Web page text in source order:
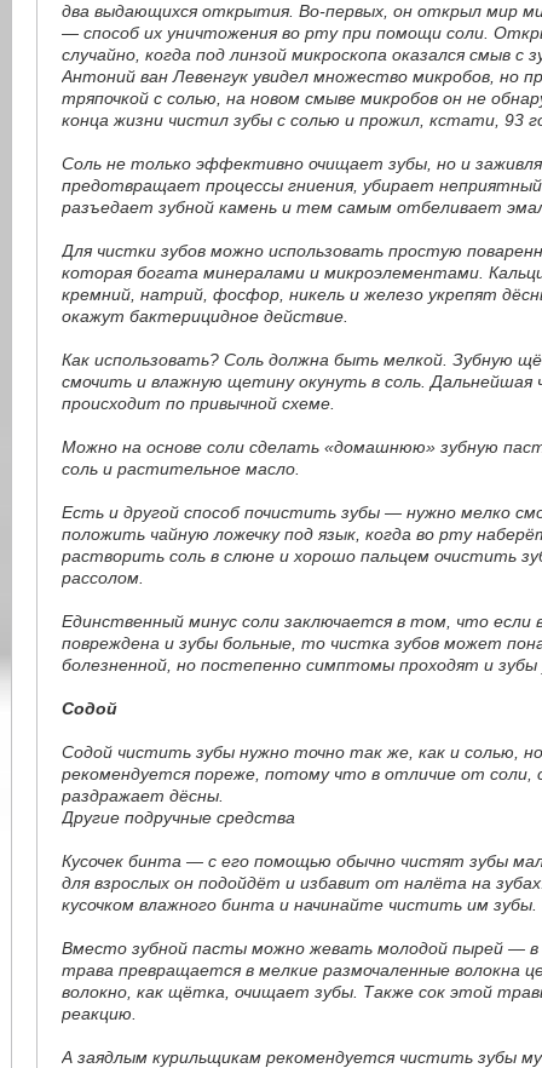
два выдающихся открытия. Во-первых, он открыл мир
— способ их уничтожения во рту при помощи соли.
случайно, когда под линзой микроскопа оказался смыв с
Антоний ван Левенгук увидел множество микробов, но
тряпочкой с солью, на новом смыве микробов он не
конца жизни чистил зубы с солью и прожил, кстати, 93
Соль не только эффективно очищает зубы, но и
предотвращает процессы гниения, убирает
разъедает зубной камень и тем самым отбеливает
Для чистки зубов можно использовать простую
которая богата минералами и микроэлементами.
кремний, натрий, фосфор, никель и железо укрепят
окажут бактерицидное действие.
Как использовать? Соль должна быть мелкой. Зубную
смочить и влажную щетину окунуть в соль. Дальнейшая
происходит по привычной схеме.
Можно на основе соли сделать «домашнюю» зубную
соль и растительное масло.
Есть и другой способ почистить зубы — нужно мелко
положить чайную ложечку под язык, когда во рту
растворить соль в слюне и хорошо пальцем очистить
рассолом.
Единственный минус соли заключается в том, что если
повреждена и зубы больные, то чистка зубов может
болезненной, но постепенно симптомы проходят и зубы
Содой
Содой чистить зубы нужно точно так же, как и солью,
рекомендуется пореже, потому что в отличие от соли,
раздражает дёсны.
Другие подручные средства
Кусочек бинта — с его помощью обычно чистят зубы
для взрослых он подойдёт и избавит от налёта на
кусочком влажного бинта и начинайте чистить им зубы.
Вместо зубной пасты можно жевать молодой пырей — в
трава превращается в мелкие размочаленные волокна
волокно, как щётка, очищает зубы. Также сок этой
реакцию.
А заядлым курильщикам рекомендуется чистить зубы